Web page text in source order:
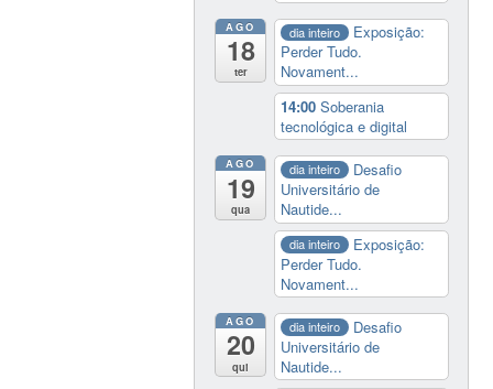
AGO
18
ter
dia inteiro
Exposição:
Perder Tudo.
Novament...
14:00Soberania
tecnológica e digital
AGO
19
qua
dia inteiro
Desafio
Universitário de
Nautide...
dia inteiro
Exposição:
Perder Tudo.
Novament...
AGO
20
qui
dia inteiro
Desafio
Universitário de
Nautide...